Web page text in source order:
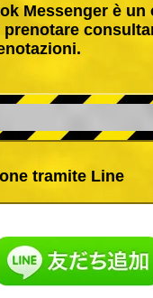
Messenger è un
prenotare
tramite Line